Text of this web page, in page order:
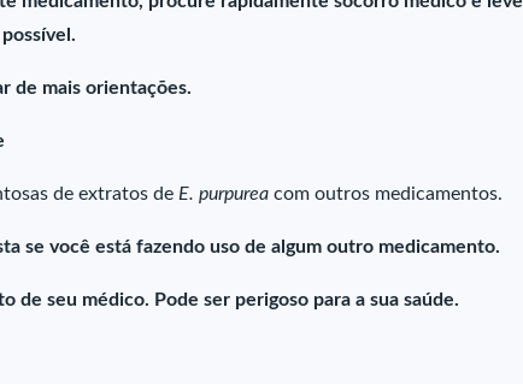
de mais orientações.
de extratos de E. purpurea com outros medicamentos.
se você está fazendo uso de algum outro medicamento.
de seu médico. Pode ser perigoso para a sua saúde.